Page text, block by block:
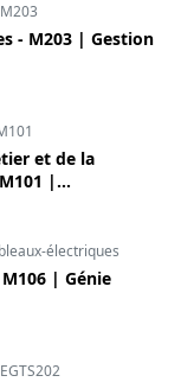
M203
- M203 | Gestion
et de la
|
électriques
| Génie
EGTS202